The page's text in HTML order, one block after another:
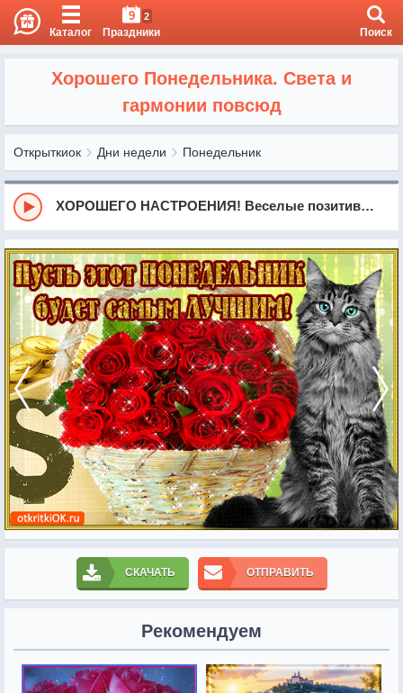
Каталог
9 2
Праздники Поиск
Хорошего Понедельника. Света и
гармонии повсюд
Открыткиок Дни недели Понедельник
ХОРОШЕГО НАСТРОЕНИЯ! Веселые позитивные пожелания для друзей
СКАЧАТЬ ОТПРАВИТЬ
Рекомендуем